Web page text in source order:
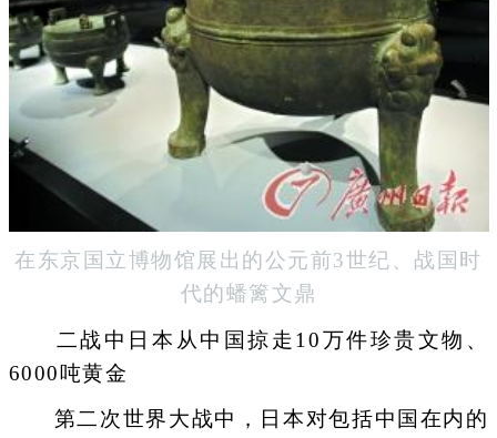
在东京国立博物馆展出的公元前3世纪、战国时
代的蟠篱文鼎
二战中日本从中国掠走10万件珍贵文物、
6000吨黄金
第二次世界大战中，日本对包括中国在内的